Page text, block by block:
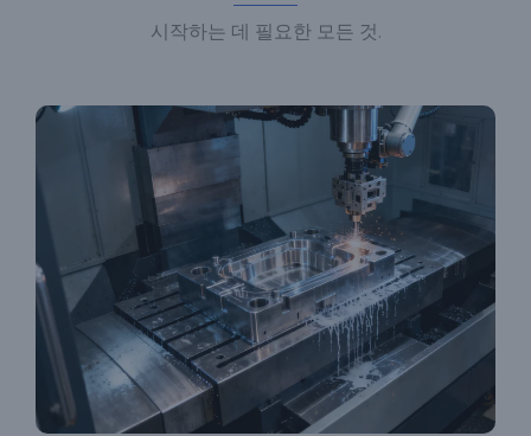
시작하는 데 필요한 모든 것.